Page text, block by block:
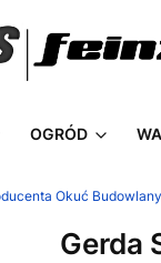
OGRÓD
Okuć
Gerda